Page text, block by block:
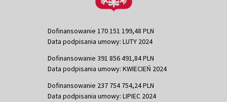
Dofinansowanie 170 151 199,48 PLN
Data podpisania umowy: LUTY 2024
Dofinansowanie 391 856 491,84 PLN
Data podpisania umowy: KWIECIEŃ 2024
Dofinansowanie 237 754 754,24 PLN
Data podpisania umowy: LIPIEC 2024